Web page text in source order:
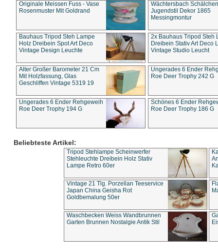
Originale Meissen Fuss - Vase
Rosenmuster Mit Goldrand
Wächtersbach Schälchen
Jugendstil Dekor 1865
Messingmontur
Bauhaus Tripod Steh Lampe
Holz Dreibein Spot Art Deco
Vintage Design Leuchte
2x Bauhaus Tripod Steh
Dreibein Stativ Art Deco
Vintage Studio Leucht
Alter Großer Barometer 21 Cm
Mit Holzfassung, Glas
Geschliffen Vintage 5319 19
Ungerades 6 Ender
Roe Deer Trophy 242 G
Ungerades 6 Ender Rehgeweih
Roe Deer Trophy 194 G
Schönes 6 Ender
Roe Deer Trophy 186 G
Beliebteste Artikel:
Tripod Stehlampe Scheinwerfer
Stehleuchte Dreibein Holz Stativ
Lampe Retro 60er
Vintage 21 Tlg. Porzellan Teeservice
Japan China Geisha Rot
Goldbemalung 50er
Waschbecken Weiss Wandbrunnen
Garten Brunnen Nostalgie Antik Stil